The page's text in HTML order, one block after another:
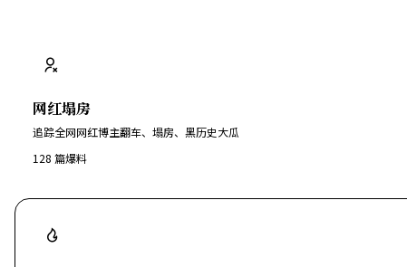
网红塌房
追踪全网网红博主翻车、塌房、黑历史大瓜
128 篇爆料